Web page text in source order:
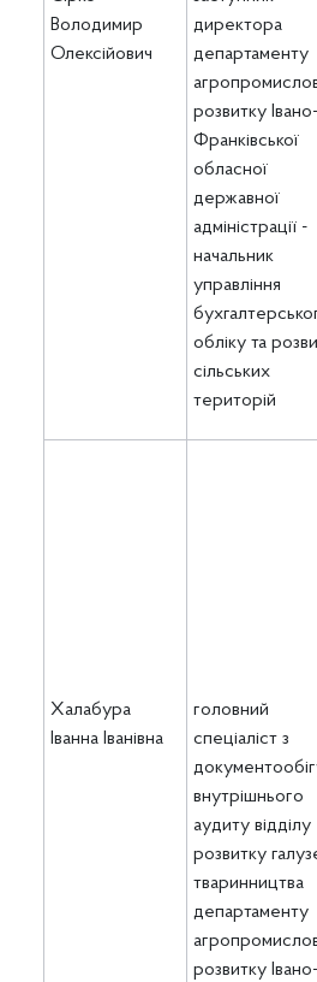
Володимир
Олексійович
директора
департаменту
розвитку Івано-
Франківської
обласної
державної
адміністрації -
начальник
управління
обліку та
сільських
територій
Халабура
Іванна Іванівна
головний
спеціаліст з
внутрішнього
аудиту відділу
розвитку
тваринництва
департаменту
розвитку Івано-